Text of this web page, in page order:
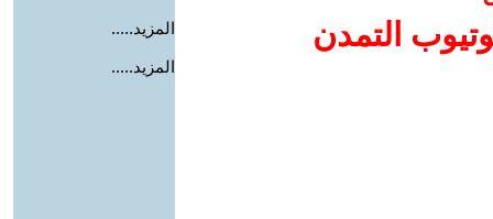
التمدن
المزيد.....
المزيد.....